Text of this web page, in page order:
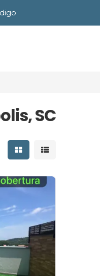
SC
Mostrar resultados
Mostrar